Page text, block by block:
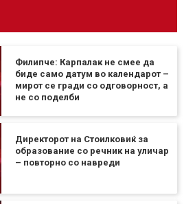
Филипче: Карпалак не смее да
биде само датум во календарот –
мирот се гради со одговорност, а
не со поделби
Директорот на Стоилковиќ за
образование со речник на уличар
– повторно со навреди